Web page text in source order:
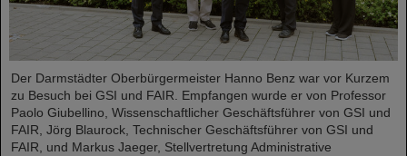
Der Darmstädter Oberbürgermeister Hanno Benz war vor Kurzem
zu Besuch bei GSI und FAIR. Empfangen wurde er von Professor
Paolo Giubellino, Wissenschaftlicher Geschäftsführer von GSI und
FAIR, Jörg Blaurock, Technischer Geschäftsführer von GSI und
FAIR, und Markus Jaeger, Stellvertretung Administrative